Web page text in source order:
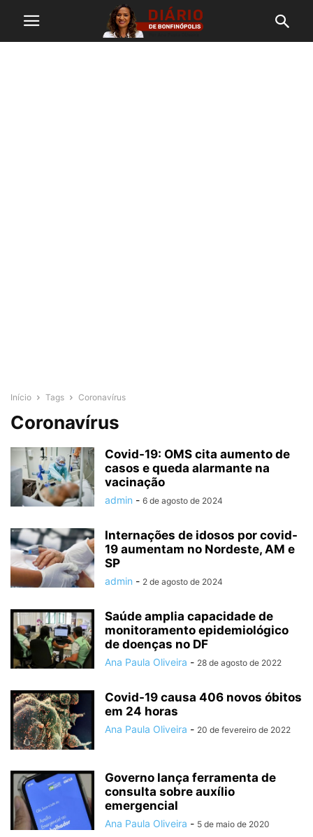
Início Tags Coronavírus
Coronavírus
Covid-19: OMS cita aumento de
casos e queda alarmante na
vacinação
admin - 6 de agosto de 2024
Internações de idosos por covid-
19 aumentam no Nordeste, AM e
SP
admin - 2 de agosto de 2024
Saúde amplia capacidade de
monitoramento epidemiológico
de doenças no DF
Ana Paula Oliveira - 28 de agosto de 2022
Covid-19 causa 406 novos óbitos
em 24 horas
Ana Paula Oliveira - 20 de fevereiro de 2022
Governo lança ferramenta de
consulta sobre auxílio
emergencial
Ana Paula Oliveira - 5 de maio de 2020